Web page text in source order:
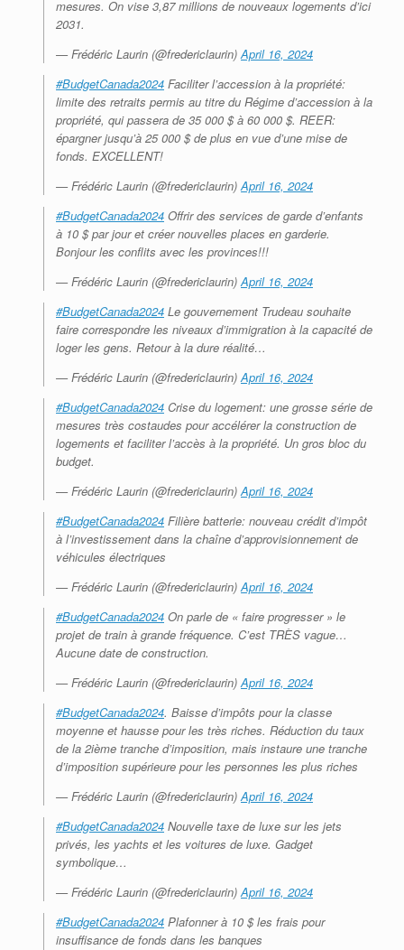
mesures. On vise 3,87 millions de nouveaux logements d’ici
2031.
— Frédéric Laurin (@fredericlaurin)April 16, 2024
#BudgetCanada2024 Faciliter l’accession à la propriété:
limite des retraits permis au titre du Régime d’accession à la
propriété, qui passera de 35 000 $ à 60 000 $. REER:
épargner jusqu’à 25 000 $ de plus en vue d’une mise de
fonds. EXCELLENT!
— Frédéric Laurin (@fredericlaurin)April 16, 2024
#BudgetCanada2024 Offrir des services de garde d’enfants
à 10 $ par jour et créer nouvelles places en garderie.
Bonjour les conflits avec les provinces!!!
— Frédéric Laurin (@fredericlaurin)April 16, 2024
#BudgetCanada2024 Le gouvernement Trudeau souhaite
faire correspondre les niveaux d’immigration à la capacité de
loger les gens. Retour à la dure réalité…
— Frédéric Laurin (@fredericlaurin)April 16, 2024
#BudgetCanada2024 Crise du logement: une grosse série de
mesures très costaudes pour accélérer la construction de
logements et faciliter l’accès à la propriété. Un gros bloc du
budget.
— Frédéric Laurin (@fredericlaurin)April 16, 2024
#BudgetCanada2024 Filière batterie: nouveau crédit d’impôt
à l’investissement dans la chaîne d’approvisionnement de
véhicules électriques
— Frédéric Laurin (@fredericlaurin)April 16, 2024
#BudgetCanada2024 On parle de « faire progresser » le
projet de train à grande fréquence. C’est TRÈS vague…
Aucune date de construction.
— Frédéric Laurin (@fredericlaurin)April 16, 2024
#BudgetCanada2024. Baisse d’impôts pour la classe
moyenne et hausse pour les très riches. Réduction du taux
de la 2ième tranche d’imposition, mais instaure une tranche
d’imposition supérieure pour les personnes les plus riches
— Frédéric Laurin (@fredericlaurin)April 16, 2024
#BudgetCanada2024 Nouvelle taxe de luxe sur les jets
privés, les yachts et les voitures de luxe. Gadget
symbolique…
— Frédéric Laurin (@fredericlaurin)April 16, 2024
#BudgetCanada2024 Plafonner à 10 $ les frais pour
insuffisance de fonds dans les banques